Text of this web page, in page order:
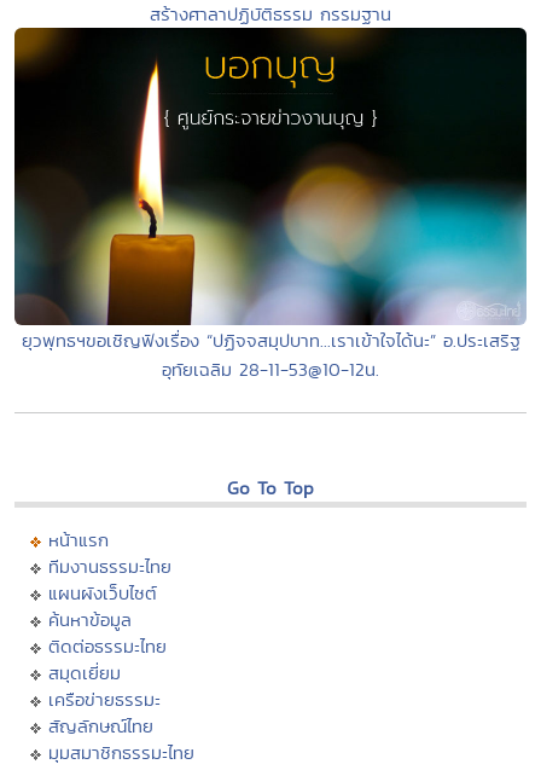
สร้างศาลาปฏิบัติธรรม กรรมฐาน
ยุวพุทธฯขอเชิญฟังเรื่อง “ปฏิจจสมุปบาท...เราเข้าใจได้นะ” อ.ประเสริฐ
อุทัยเฉลิม 28-11-53@10-12น.
Go To Top
หน้าแรก
ทีมงานธรรมะไทย
แผนผังเว็บไซต์
ค้นหาข้อมูล
ติดต่อธรรมะไทย
สมุดเยี่ยม
เครือข่ายธรรมะ
สัญลักษณ์ไทย
มุมสมาชิกธรรมะไทย